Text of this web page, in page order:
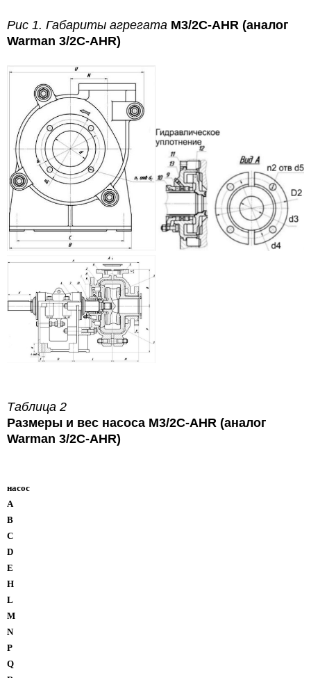
Рис 1. Габариты агрегата M3/2C-AHR (аналог
Warman 3/2C-AHR)
Таблица 2
Размеры и вес насоса M3/2C-AHR (аналог
Warman 3/2C-AHR)
насос
A
B
C
D
E
H
L
M
N
P
Q